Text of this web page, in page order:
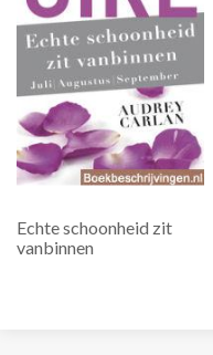
Echte schoonheid zit
vanbinnen